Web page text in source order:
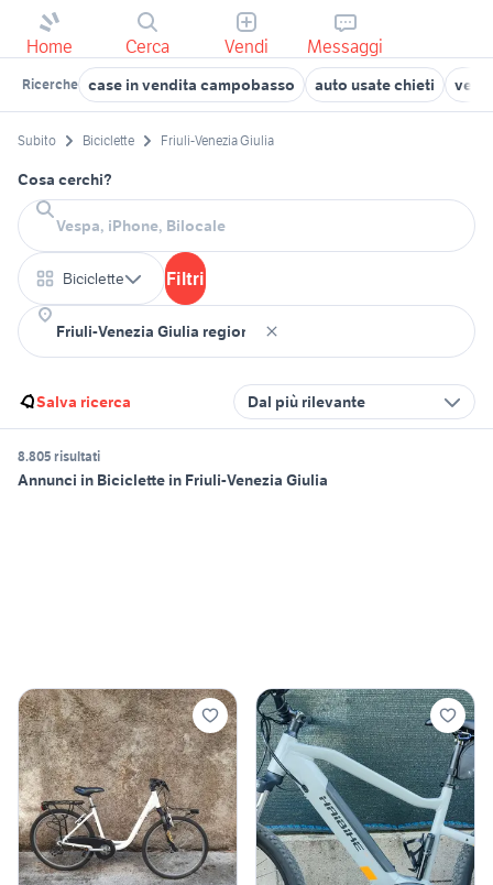
Home Cerca Vendi Messaggi
Ricerche case in vendita campobasso auto usate chieti
Subito Biciclette Friuli-Venezia Giulia
Cosa cerchi?
Biciclette Filtri
Salva ricerca Dal più rilevante
8.805 risultati
Annunci in Biciclette in Friuli-Venezia Giulia